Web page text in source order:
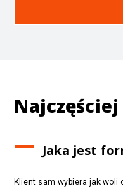
Jaka jest
Klient sam wybiera jak woli